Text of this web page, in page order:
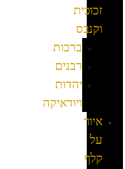
זכוכית
וקנבס
ברכות
רבנים
יהדות
ויודאיקה
איור
על
קלף